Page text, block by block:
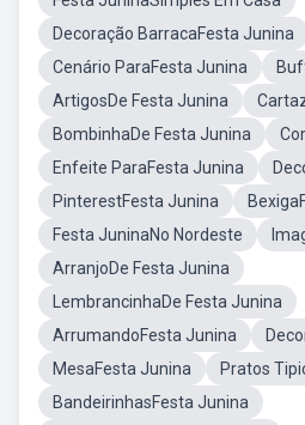
Decoração BarracaFesta Junina
Cenário ParaFesta Junina
ArtigosDe Festa Junina
BombinhaDe Festa Junina
Enfeite ParaFesta Junina
PinterestFesta Junina
Festa JuninaNo Nordeste
ArranjoDe Festa Junina
LembrancinhaDe Festa Junina
ArrumandoFesta Junina
MesaFesta Junina
Pratos
BandeirinhasFesta Junina